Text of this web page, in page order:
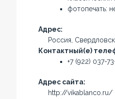
фотопечать:
Адрес:
Россия,
Контактный(е)
+7 (922) 037-
Адрес сайта:
http://vikablanco.ru/